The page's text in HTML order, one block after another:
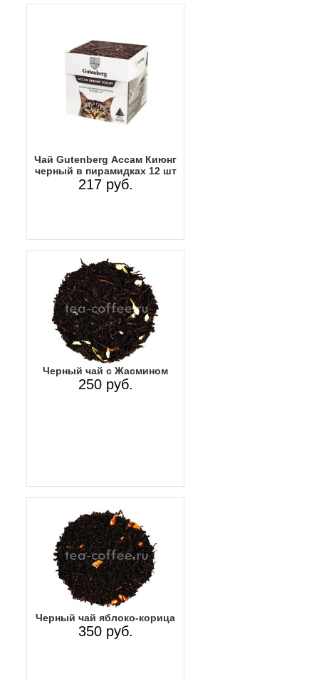
Чай Gutenberg Ассам Киюнг
черный в пирамидках 12 шт
217 руб.
Черный чай с Жасмином
250 руб.
Черный чай яблоко-корица
350 руб.